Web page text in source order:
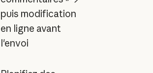
puis modification
en ligne avant
l'envoi